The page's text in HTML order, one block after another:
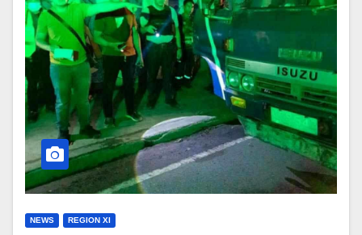
NEWS REGION XI